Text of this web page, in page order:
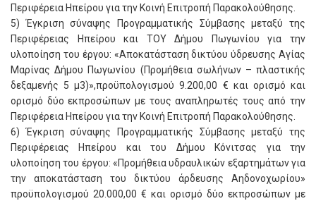
Περιφέρεια Ηπείρου για την Κοινή Επιτροπή Παρακολούθησης.
5) Έγκριση σύναψης Προγραμματικής Σύμβασης μεταξύ της
Περιφέρειας Ηπείρου και ΤΟΥ Δήμου Πωγωνίου για την
υλοποίηση του έργου: «Αποκατάσταση δικτύου ύδρευσης Αγίας
Μαρίνας Δήμου Πωγωνίου (Προμήθεια σωλήνων – πλαστικής
δεξαμενής 5 μ3)»,προϋπολογισμού 9.200,00 € και ορισμό και
ορισμό δύο εκπροσώπων με τους αναπληρωτές τους από την
Περιφέρεια Ηπείρου για την Κοινή Επιτροπή Παρακολούθησης.
6) Έγκριση σύναψης Προγραμματικής Σύμβασης μεταξύ της
Περιφέρειας Ηπείρου και του Δήμου Κόνιτσας για την
υλοποίηση του έργου: «Προμήθεια υδραυλικών εξαρτημάτων για
την αποκατάσταση του δικτύου άρδευσης Αηδονοχωρίου»
προϋπολογισμού 20.000,00 € και ορισμό δύο εκπροσώπων με